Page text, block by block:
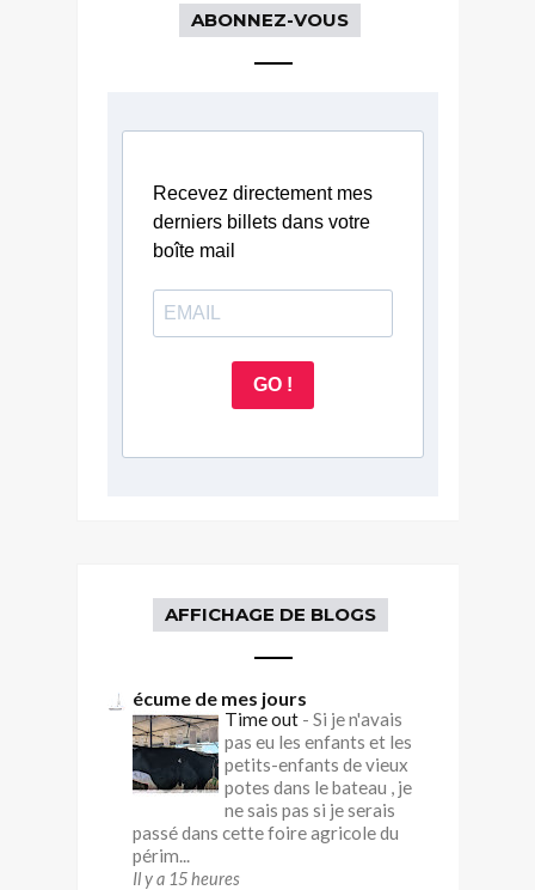
ABONNEZ-VOUS
Recevez directement mes
derniers billets dans votre
boîte mail
GO !
AFFICHAGE DE BLOGS
écume de mes jours
Time out - Si je n'avais
pas eu les enfants et les
petits-enfants de vieux
potes dans le bateau , je
ne sais pas si je serais
passé dans cette foire agricole du
périm...
Il y a 15 heures